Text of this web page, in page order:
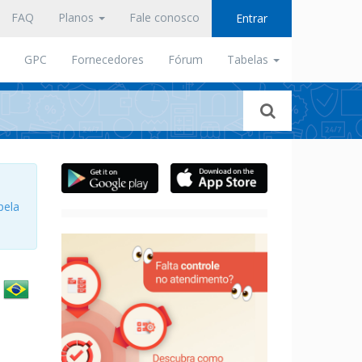
FAQ Planos Fale conosco Entrar
GPC Fornecedores Fórum Tabelas